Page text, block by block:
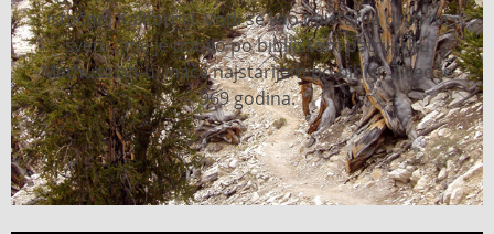
istočnoj Kaliforniji. Vodi se kao najstarije drvo na
svetu. Ime je dobilo po biblijskom patrijarhu
Methuselah-u, inače najstarijem po bibliji. Živeo je
969 godina.